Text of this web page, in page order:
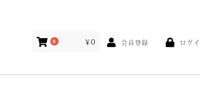
0 ￥0 ログ